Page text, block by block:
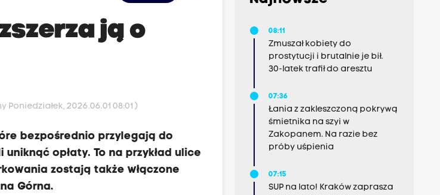
ją o
Poniedziałek, 2026.06.01 08:01 )
bezpośrednio przylegają do
opłaty. To na przykład ulice
zostają także włączone
Górna.
08:11
Zmuszał kobiety do
prostytucji i brutalnie je bił.
30-latek trafił do aresztu
07:36
Łania z zakleszczoną pokrywą
śmietnika na szyi w
Zakopanem. Na razie bez
próby uśpienia
07:15
SUP na lato! Kraków zaprasza